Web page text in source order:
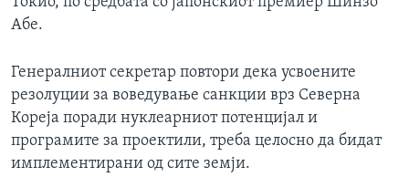
Абе.
Генералниот секретар повтори дека усвоените
резолуции за воведување санкции врз Северна
Кореја поради нуклеарниот потенцијал и
програмите за проектили, треба целосно да бидат
имплементирани од сите земји.